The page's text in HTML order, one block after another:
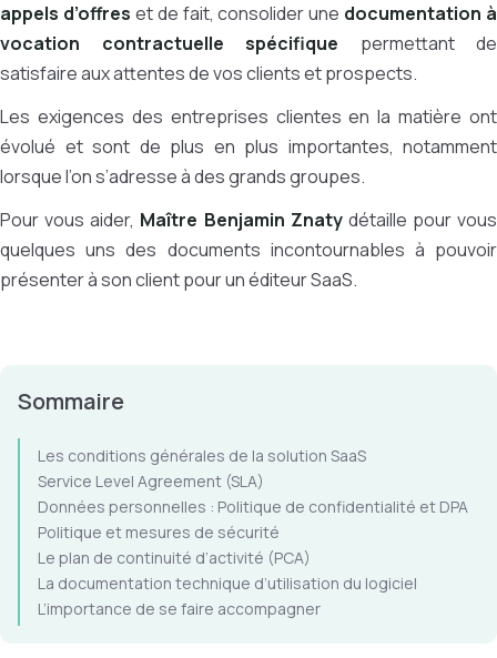
appels d’offres et de fait, consolider une documentation à
vocation contractuelle spécifique permettant de
satisfaire aux attentes de vos clients et prospects.
Les exigences des entreprises clientes en la matière ont
évolué et sont de plus en plus importantes, notamment
lorsque l’on s’adresse à des grands groupes.
Pour vous aider, Maître Benjamin Znatydétaille pour vous
quelques uns des documents incontournables à pouvoir
présenter à son client pour un éditeur SaaS.
Sommaire
Les conditions générales de la solution SaaS
Service Level Agreement (SLA)
Données personnelles : Politique de confidentialité et DPA
Politique et mesures de sécurité
Le plan de continuité d’activité (PCA)
La documentation technique d’utilisation du logiciel
L’importance de se faire accompagner